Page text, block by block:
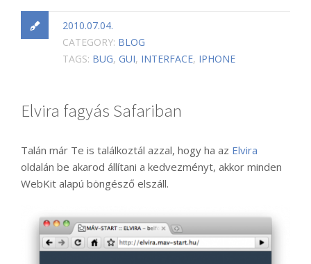
2010.07.04.
CATEGORY: BLOG
TAGS: BUG, GUI, INTERFACE, IPHONE
Elvira fagyás Safariban
Talán már Te is találkoztál azzal, hogy ha az Elvira
oldalán be akarod állítani a kedvezményt, akkor minden
WebKit alapú böngésző elszáll.